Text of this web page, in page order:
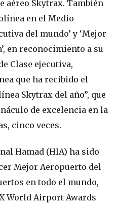
aéreo Skytrax. También
en el Medio
del mundo’ y ‘Mejor
en reconocimiento a su
Clase ejecutiva,
que ha recibido el
Skytrax del año”, que
de excelencia en la
cinco veces.
Hamad (HIA) ha sido
Mejor Aeropuerto del
en todo el mundo,
World Airport Awards